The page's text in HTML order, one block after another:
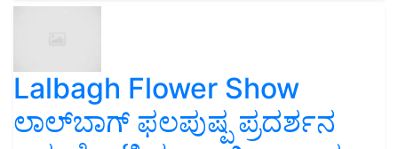
Lalbagh Flower Show
ಲಾಲ್‌ಬಾಗ್ ಫಲಪುಷ್ಪ ಪ್ರದರ್ಶನ